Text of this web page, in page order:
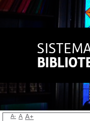
A- A A+